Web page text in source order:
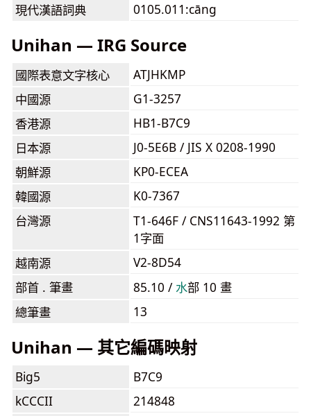
現代漢語詞典
0105.011:cāng
Unihan — IRG Source
國際表意文字核心
ATJHKMP
中國源
G1-3257
香港源
HB1-B7C9
日本源
J0-5E6B / JIS X 0208-1990
朝鮮源
KP0-ECEA
韓國源
K0-7367
台灣源
T1-646F / CNS11643-1992 第
1字面
越南源
V2-8D54
部首 . 筆畫
85.10 /⽔部 10 畫
總筆畫
13
Unihan — 其它編碼映射
Big5
B7C9
kCCCII
214848